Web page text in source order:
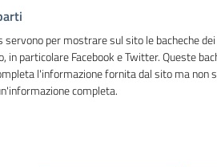
servono per mostrare sul sito le bacheche
in particolare Facebook e Twitter. Queste
l'informazione fornita dal sito ma non
completa.